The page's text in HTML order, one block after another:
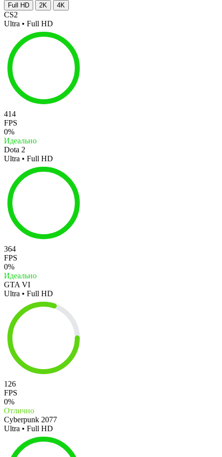
Full HD 2K 4K
CS2
Ultra • Full HD
414
FPS
0%
Идеально
Dota 2
Ultra • Full HD
364
FPS
0%
Идеально
GTA VI
Ultra • Full HD
126
FPS
0%
Отлично
Cyberpunk 2077
Ultra • Full HD